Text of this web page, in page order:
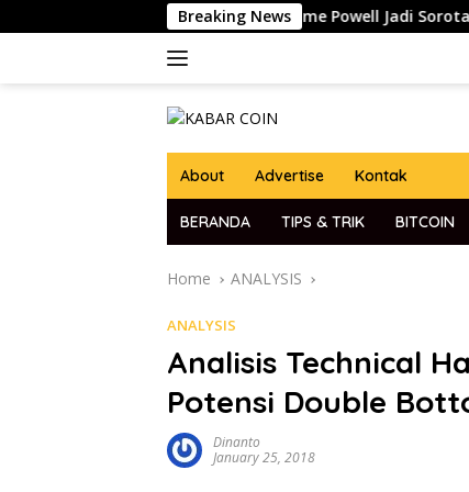
to
Breaking News
Pidato Ketua The Fed Jerome Powell Jadi Sorotan, Pasar
About Advertise Kontak
BERANDA TIPS & TRIK BITCOIN
Home ANALYSIS
ANALYSIS
Analisis Technical
Potensi Double
Dinanto
January 25, 2018